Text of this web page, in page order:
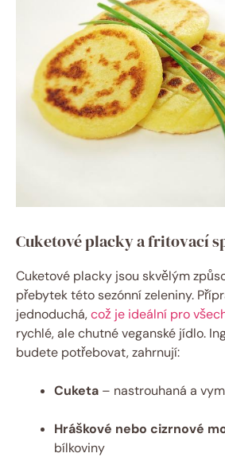
Cuketové placky a fritovací
Cuketové placky jsou skvělým
přebytek této sezónní zeleniny.
jednoduchá,což je ideální pro
rychlé, ale chutné veganské jídlo.
budete potřebovat, zahrnují:
Cuketa – nastrouhaná a
Hráškové nebo cizrnové
bílkoviny